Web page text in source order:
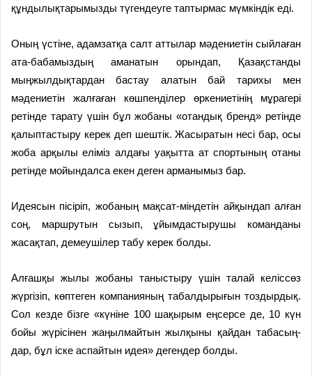
құндылықтарымызды түгендеуге таптырмас мүмкіндік еді.
Оның үстіне, адамзатқа салт аттылар мәдениетін сыйлаған
ата-бабамыздың аманатын орындап, Қазақстанды
мыңжылдықтардан бастау алатын бай тарихы мен
мәдениетін жалғаған көшпенділер өркениетінің мұрагері
ретінде тарату үшін бұл жобаны «отандық бренд» ретінде
қалыптастыру ке­рек­ деп шештік. Жасыратын несі бар, осы
жоба арқылы еліміз алда­ғы уақытта ат спортының отаны
ретінде мойындалса екен деген арманымыз бар.
Идеясын пісіріп, жобаның мақсат-міндетін айқындап алған
соң, маршрутын сызып, ұйым­дастырушы команданы
жасақтап, демеушілер табу керек болды.
Алғашқы жылы жобаны таныс­тыру үшін талай келіссөз
жүргізіп, көптеген компанияның табал­дырығын тоздырдық.
Сол кезде бізге «күніне 100 шақырым еңсерсе де, 10 күн
бойы жүрісінен жаңыл­майтын жылқыны қайдан таба­сың­
дар, бұл іске аспайтын идея» дегендер болды.